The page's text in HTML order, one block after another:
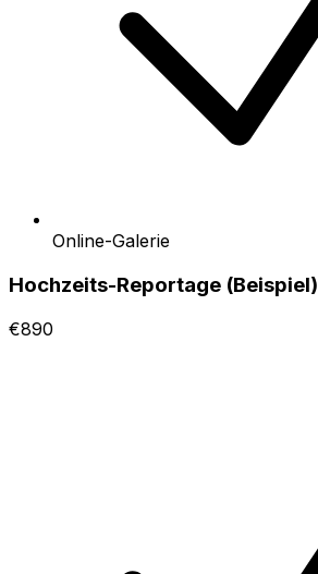
Online-Galerie
Hochzeits-Reportage (Beispiel)
€890